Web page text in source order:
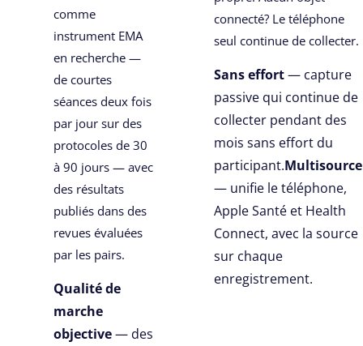
comme
instrument EMA
en recherche —
de courtes
séances deux fois
par jour sur des
protocoles de 30
à 90 jours — avec
des résultats
publiés dans des
revues évaluées
par les pairs.
Qualité de
marche
objective— des
connecté? Le téléphone
seul continue de collecter.
Sans effort— capture
passive qui continue de
collecter pendant des
mois sans effort du
participant.Multisource
— unifie le téléphone,
Apple Santé et Health
Connect, avec la source
sur chaque
enregistrement.